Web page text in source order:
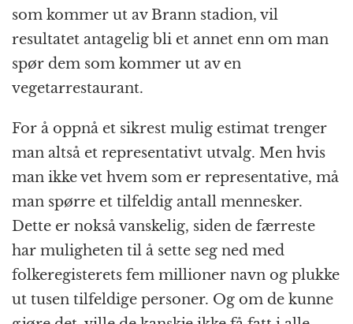
som kommer ut av Brann stadion, vil
resultatet antagelig bli et annet enn om man
spør dem som kommer ut av en
vegetarrestaurant.
For å oppnå et sikrest mulig estimat trenger
man altså et representativt utvalg. Men hvis
man ikke vet hvem som er representative, må
man spørre et tilfeldig antall mennesker.
Dette er nokså vanskelig, siden de færreste
har muligheten til å sette seg ned med
folkeregisterets fem millioner navn og plukke
ut tusen tilfeldige personer. Og om de kunne